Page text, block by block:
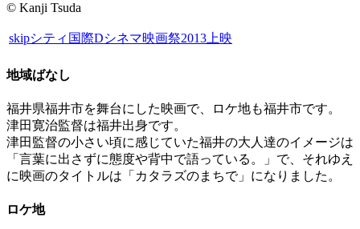
© Kanji Tsuda
skipシティ国際Dシネマ映画祭2013上映
地域ばなし
福井県福井市を舞台にした映画で、ロケ地も福井市です。
津田寛治監督は福井出身です。
津田監督の小さい頃に感じていた福井の大人達のイメージは
「言葉に出さずに態度や背中で語っている。」で、それゆえ
に映画のタイトルは「カタラズのまちで」になりました。
ロケ地